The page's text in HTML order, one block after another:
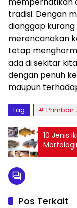
tradisi. Dengan
dianggap
merencanakan
tetap
ada di sekitar
dengan penuh
maupun
Tag: Primbon
10 Jenis
Pos Terkait